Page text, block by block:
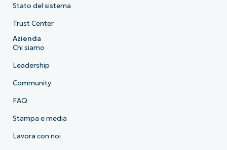
Stato del sistema
Trust Center
Azienda
Chi siamo
Leadership
Community
FAQ
Stampa e media
Lavora con noi